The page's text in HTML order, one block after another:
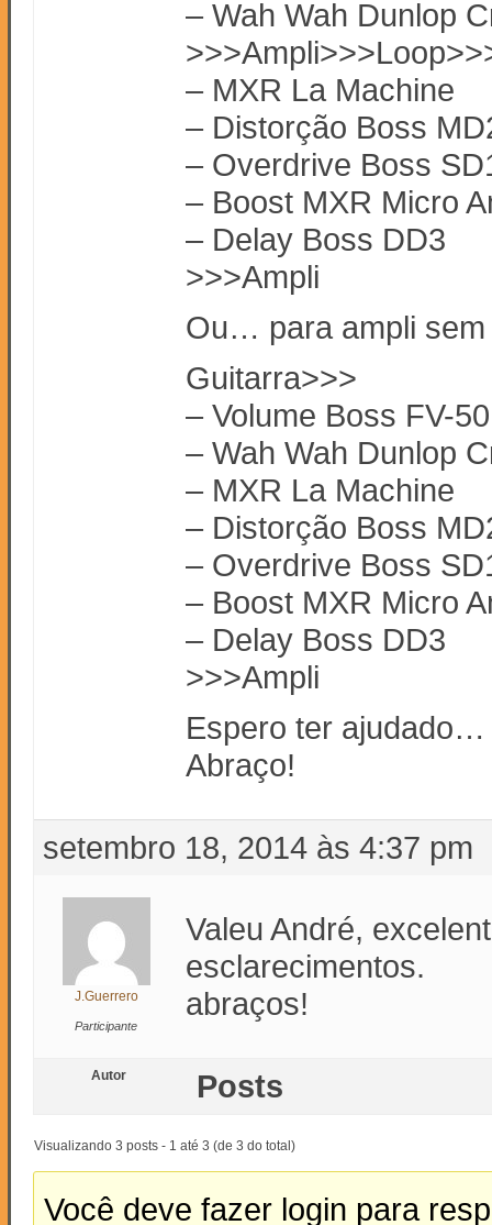
– Wah Wah Dunlop
– MXR La Machine
– Distorção Boss
– Overdrive Boss
– Boost MXR Micro
– Delay Boss DD3
>>>Ampli
Ou… para ampli sem
Guitarra>>>
– Volume Boss FV-
– Wah Wah Dunlop
– MXR La Machine
– Distorção Boss
– Overdrive Boss
– Boost MXR Micro
– Delay Boss DD3
>>>Ampli
Espero ter ajudado…
Abraço!
setembro 18, 2014 às 4:37 pm
J.Guerrero
Participante
Valeu André,
esclarecimentos.
abraços!
Autor Posts
Visualizando 3 posts - 1 até 3 (de 3 do total)
Você deve fazer login para